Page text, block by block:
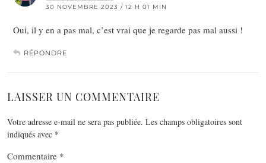
30 NOVEMBRE 2023 / 12 H 01 MIN
Oui, il y en a pas mal, c’est vrai que je regarde pas mal aussi !
RÉPONDRE
LAISSER UN COMMENTAIRE
Votre adresse e-mail ne sera pas publiée. Les champs obligatoires sont
indiqués avec *
Commentaire *